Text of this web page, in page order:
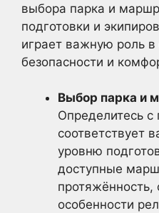
выбора парка и
подготовки и
играет важную роль в
безопасности и
Выбор парка и
Определитесь с
соответствует
уровню
доступные
протяжённость,
особенности